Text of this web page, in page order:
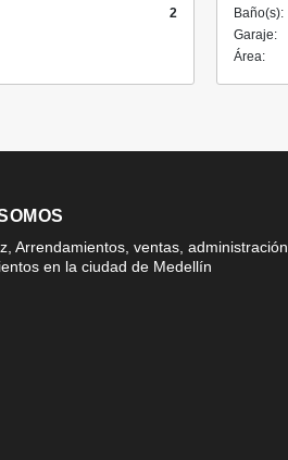
2
Baño(s):
Garaje:
Área:
Arrendamientos, ventas, administración
en la ciudad de Medellín